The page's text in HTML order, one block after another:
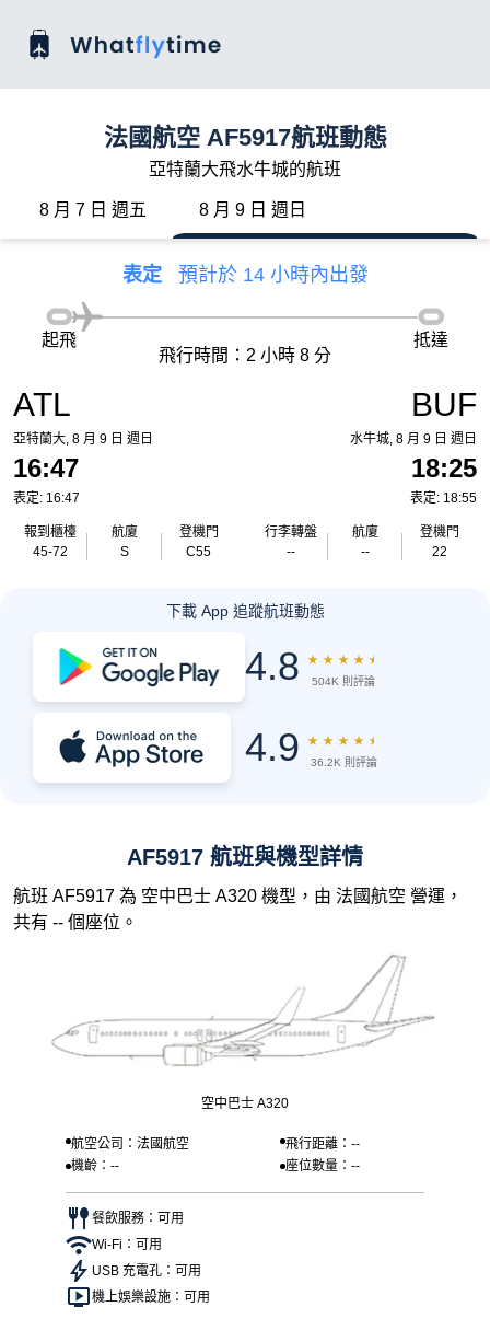
法國航空 AF5917航班動態
亞特蘭大飛水牛城的航班
8 月 7 日 週五 8 月 9 日 週日
表定 預計於 14 小時內出發
ATL
亞特蘭大, 8 月 9 日 週日
16:47
表定: 16:47
報到櫃檯
45-72
航廈
S
登機門
C55
起飛
飛行時間：2 小時 8 分
抵達
BUF
水牛城, 8 月 9 日 週日
18:25
表定: 18:55
行李轉盤
--
航廈
--
登機門
22
下載 App 追蹤航班動態
4.8 ★ ★ ★ ★ ★
504K 則評論
4.9 ★ ★ ★ ★ ★
36.2K 則評論
AF5917 航班與機型詳情
航班 AF5917 為 空中巴士 A320 機型，由 法國航空 營運，
共有 -- 個座位。
空中巴士 A320
航空公司：法國航空
飛行距離：--
機齡：--
座位數量：--
餐飲服務：可用
Wi-Fi：可用
USB 充電孔：可用
機上娛樂設施：可用